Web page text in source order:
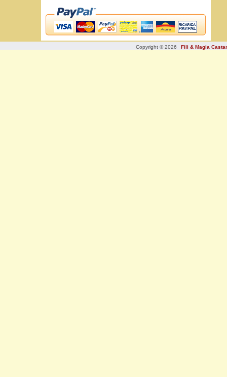
Copyright © 2026 Fili & Magia